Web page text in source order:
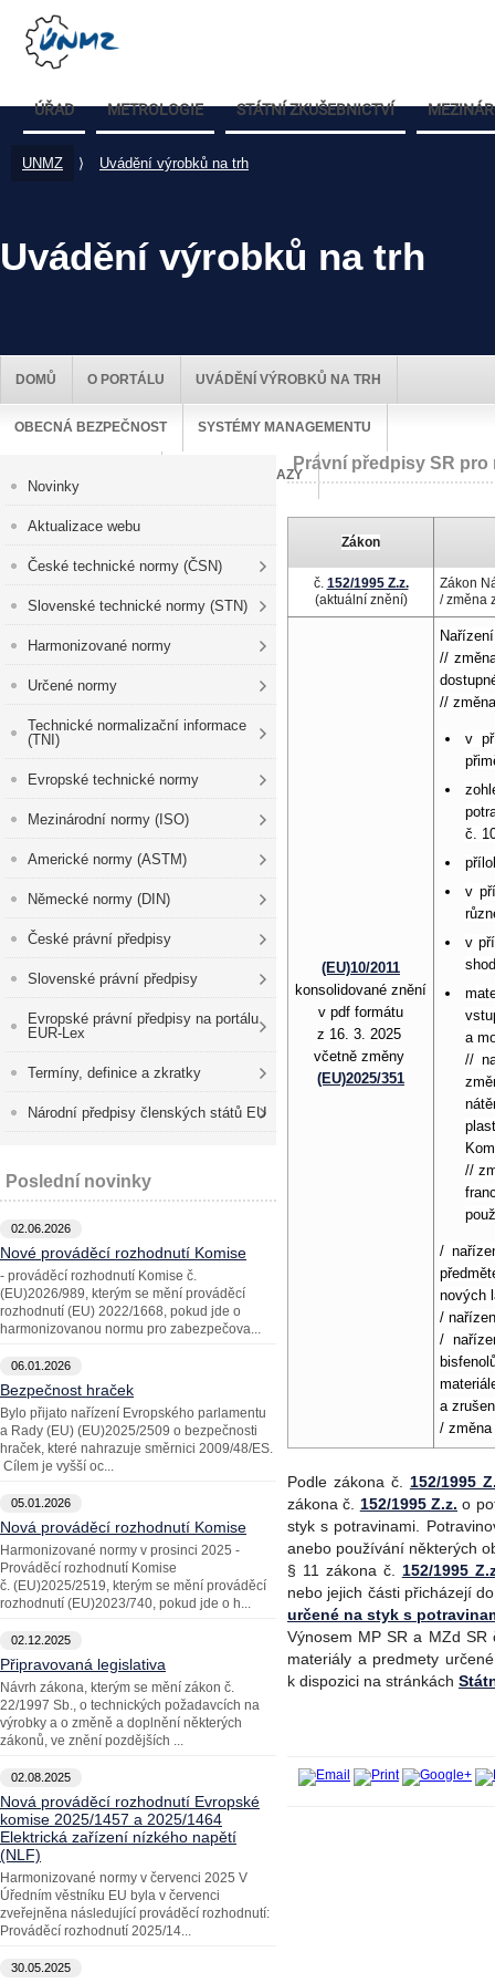
ÚŘAD METROLOGIE STÁTNÍ ZKUŠEBNICTVÍ
UNMZ ⟩ Uvádění výrobků na trh
Uvádění výrobků na trh
DOMŮ O PORTÁLU UVÁDĚNÍ VÝROBKŮ NA TRH
OBECNÁ BEZPEČNOST SYSTÉMY MANAGEMENTU
UŽITEČNÉ ODKAZY
Novinky
Aktualizace webu
České technické normy (ČSN)
Slovenské technické normy (STN)
Harmonizované normy
Určené normy
Technické normalizační informace
(TNI)
Evropské technické normy
Mezinárodní normy (ISO)
Americké normy (ASTM)
Německé normy (DIN)
České právní předpisy
Slovenské právní předpisy
Evropské právní předpisy na portálu
EUR-Lex
Termíny, definice a zkratky
Národní předpisy členských států EU
Poslední novinky
02.06.2026
Nové prováděcí rozhodnutí Komise
- prováděcí rozhodnutí Komise č.
(EU)2026/989, kterým se mění prováděcí
rozhodnutí (EU) 2022/1668, pokud jde o
harmonizovanou normu pro zabezpečova...
06.01.2026
Bezpečnost hraček
Bylo přijato nařízení Evropského parlamentu
a Rady (EU) (EU)2025/2509 o bezpečnosti
hraček, které nahrazuje směrnici 2009/48/ES.
Cílem je vyšší oc...
05.01.2026
Nová prováděcí rozhodnutí Komise
Harmonizované normy v prosinci 2025 -
Prováděcí rozhodnutí Komise
č. (EU)2025/2519, kterým se mění prováděcí
rozhodnutí (EU)2023/740, pokud jde o h...
02.12.2025
Připravovaná legislativa
Návrh zákona, kterým se mění zákon č.
22/1997 Sb., o technických požadavcích na
výrobky a o změně a doplnění některých
zákonů, ve znění pozdějších ...
02.08.2025
Nová prováděcí rozhodnutí Evropské
komise 2025/1457 a 2025/1464
Elektrická zařízení nízkého napětí
(NLF)
Harmonizované normy v červenci 2025 V
Úředním věstníku EU byla v červenci
zveřejněna následující prováděcí rozhodnutí:
Prováděcí rozhodnutí 2025/14...
30.05.2025
Právní předpisy SR
Zákon
č. 152/1995 Z.z.
(aktuální znění)
Zákon
/ změna
(EU)10/2011
konsolidované znění
v pdf formátu
z 16. 3. 2025
včetně změny
(EU)2025/351
//
//
v
č.
v
v
a
//
//
/
nových
/
/
a
/ změna
Podle zákona č. 152/1995
zákona č. 152/1995 Z.z. o
styk s potravinami.
anebo používání některých
§ 11 zákona č. 152/1995
nebo jejich části přicházejí
určené na styk s
Výnosem MP SR a MZd
materiály a predmety
k dispozici na stránkách